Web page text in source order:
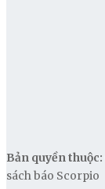
Bản quyền thuộc:
sách báo Scorpio